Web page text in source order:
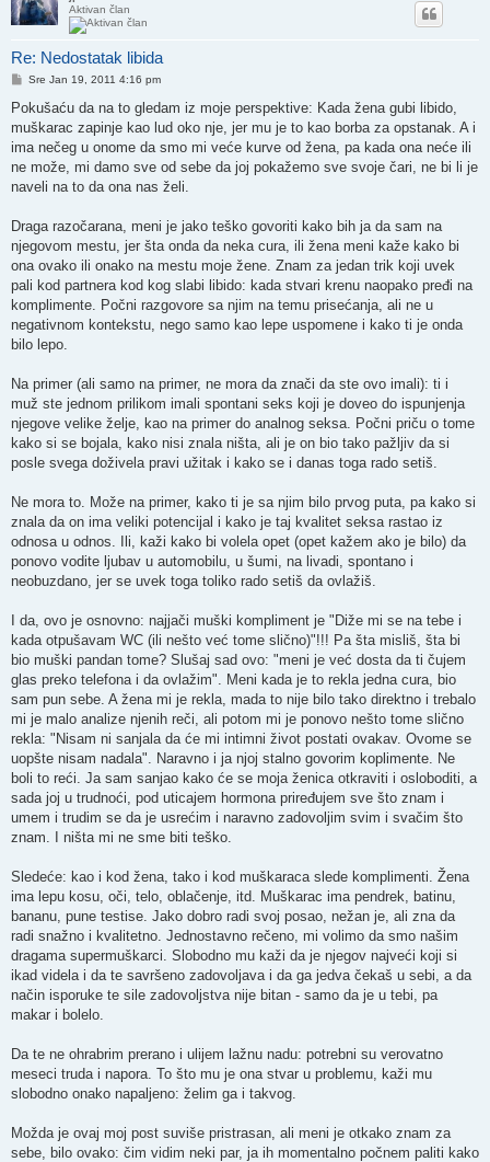
Aktivan član
Re: Nedostatak libida
Post
Sre Jan 19, 2011 4:16 pm
Pokušaću da na to gledam iz moje perspektive: Kada žena gubi libido,
muškarac zapinje kao lud oko nje, jer mu je to kao borba za opstanak. A i
ima nečeg u onome da smo mi veće kurve od žena, pa kada ona neće ili
ne može, mi damo sve od sebe da joj pokažemo sve svoje čari, ne bi li je
naveli na to da ona nas želi.
Draga razočarana, meni je jako teško govoriti kako bih ja da sam na
njegovom mestu, jer šta onda da neka cura, ili žena meni kaže kako bi
ona ovako ili onako na mestu moje žene. Znam za jedan trik koji uvek
pali kod partnera kod kog slabi libido: kada stvari krenu naopako pređi na
komplimente. Počni razgovore sa njim na temu prisećanja, ali ne u
negativnom kontekstu, nego samo kao lepe uspomene i kako ti je onda
bilo lepo.
Na primer (ali samo na primer, ne mora da znači da ste ovo imali): ti i
muž ste jednom prilikom imali spontani seks koji je doveo do ispunjenja
njegove velike želje, kao na primer do analnog seksa. Počni priču o tome
kako si se bojala, kako nisi znala ništa, ali je on bio tako pažljiv da si
posle svega doživela pravi užitak i kako se i danas toga rado setiš.
Ne mora to. Može na primer, kako ti je sa njim bilo prvog puta, pa kako si
znala da on ima veliki potencijal i kako je taj kvalitet seksa rastao iz
odnosa u odnos. Ili, kaži kako bi volela opet (opet kažem ako je bilo) da
ponovo vodite ljubav u automobilu, u šumi, na livadi, spontano i
neobuzdano, jer se uvek toga toliko rado setiš da ovlažiš.
I da, ovo je osnovno: najjači muški kompliment je "Diže mi se na tebe i
kada otpušavam WC (ili nešto već tome slično)"!!! Pa šta misliš, šta bi
bio muški pandan tome? Slušaj sad ovo: "meni je već dosta da ti čujem
glas preko telefona i da ovlažim". Meni kada je to rekla jedna cura, bio
sam pun sebe. A žena mi je rekla, mada to nije bilo tako direktno i trebalo
mi je malo analize njenih reči, ali potom mi je ponovo nešto tome slično
rekla: "Nisam ni sanjala da će mi intimni život postati ovakav. Ovome se
uopšte nisam nadala". Naravno i ja njoj stalno govorim koplimente. Ne
boli to reći. Ja sam sanjao kako će se moja ženica otkraviti i osloboditi, a
sada joj u trudnoći, pod uticajem hormona priređujem sve što znam i
umem i trudim se da je usrećim i naravno zadovoljim svim i svačim što
znam. I ništa mi ne sme biti teško.
Sledeće: kao i kod žena, tako i kod muškaraca slede komplimenti. Žena
ima lepu kosu, oči, telo, oblačenje, itd. Muškarac ima pendrek, batinu,
bananu, pune testise. Jako dobro radi svoj posao, nežan je, ali zna da
radi snažno i kvalitetno. Jednostavno rečeno, mi volimo da smo našim
dragama supermuškarci. Slobodno mu kaži da je njegov najveći koji si
ikad videla i da te savršeno zadovoljava i da ga jedva čekaš u sebi, a da
način isporuke te sile zadovoljstva nije bitan - samo da je u tebi, pa
makar i bolelo.
Da te ne ohrabrim prerano i ulijem lažnu nadu: potrebni su verovatno
meseci truda i napora. To što mu je ona stvar u problemu, kaži mu
slobodno onako napaljeno: želim ga i takvog.
Možda je ovaj moj post suviše pristrasan, ali meni je otkako znam za
sebe, bilo ovako: čim vidim neki par, ja ih momentalno počnem paliti kako